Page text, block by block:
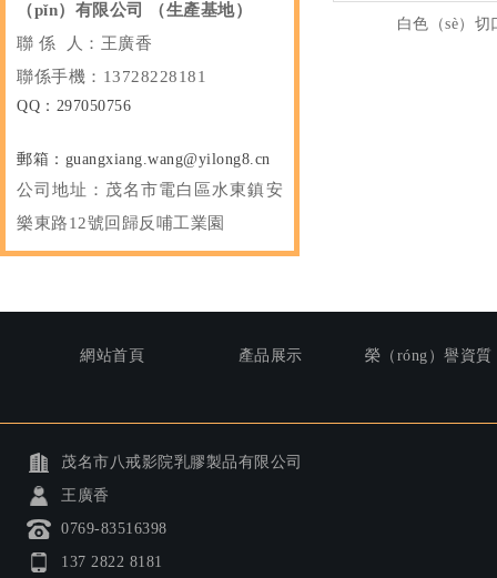
（pǐn）有限公司
（生產基地）
聯 係 人：王廣香
聯係手機：13728228181
QQ：297050756
郵箱：guangxiang.wang@yilong8.cn
公司地址： 茂名市電白區水東鎮安
樂東路12號回歸反哺工業園
白色（sè）
網站首頁 產品展示 榮（róng）譽資質
茂名市八戒影院乳膠製品有限公司
王廣香
0769-83516398
137 2822 8181